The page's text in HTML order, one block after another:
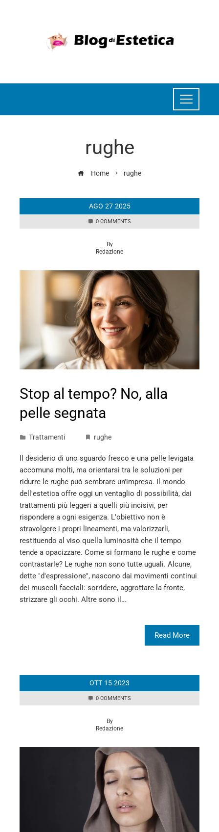
rughe
Home rughe
AGO 27 2025
0 COMMENTS
By
Redazione
Stop al tempo? No, alla
pelle segnata
Trattamenti rughe
Il desiderio di uno sguardo fresco e una pelle levigata
accomuna molti, ma orientarsi tra le soluzioni per
ridurre le rughe può sembrare un'impresa. Il mondo
dell'estetica offre oggi un ventaglio di possibilità, dai
trattamenti più leggeri a quelli più incisivi, per
rispondere a ogni esigenza. L'obiettivo non è
stravolgere i propri lineamenti, ma valorizzarli,
restituendo al viso quella luminosità che il tempo
tende a opacizzare. Come si formano le rughe e come
contrastarle? Le rughe non sono tutte uguali. Alcune,
dette "d'espressione", nascono dai movimenti continui
dei muscoli facciali: sorridere, aggrottare la fronte,
strizzare gli occhi. Altre sono il…
Read More
OTT 15 2023
0 COMMENTS
By
Redazione